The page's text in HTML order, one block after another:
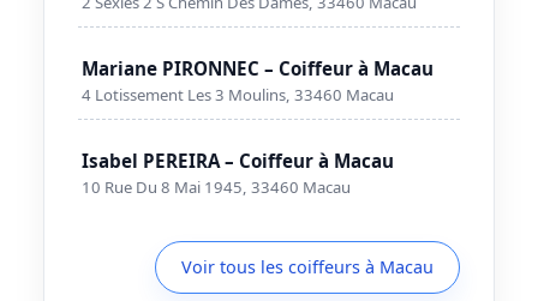
Mariane PIRONNEC – Coiffeur à Macau
4 Lotissement Les 3 Moulins, 33460 Macau
Isabel PEREIRA – Coiffeur à Macau
10 Rue Du 8 Mai 1945, 33460 Macau
Voir tous les coiffeurs à Macau